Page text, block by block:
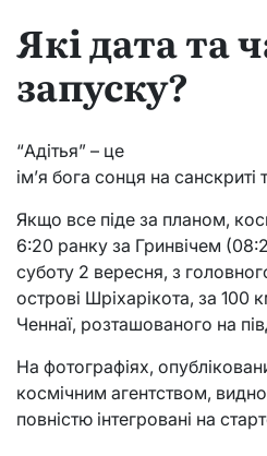
Які дата та
запуску?
“Адітья” – це
ім’я бога сонця на санскриті
Якщо все піде за планом,
6:20 ранку за Гринвічем
суботу 2 вересня, з
острові Шріхарікота, за 100
Ченнаї, розташованого на
На фотографіях,
космічним агентством,
повністю інтегровані на